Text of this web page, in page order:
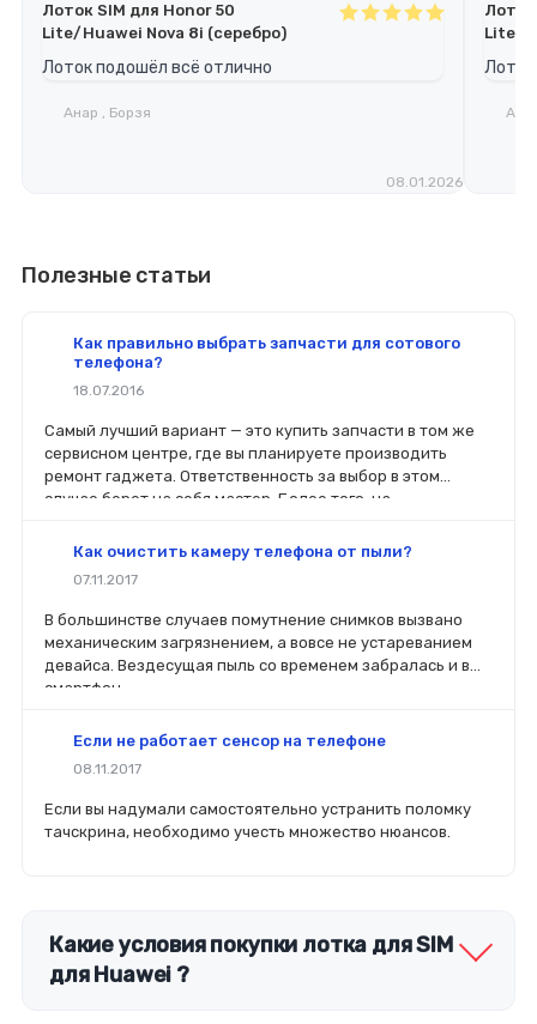
Лоток SIM для Honor 50
Lite/Huawei Nova 8i (серебро)
Лоток подошёл всё отлично
Анар , Борзя
08.01.2026
Лоток
Lite/
Полезные статьи
Как правильно выбрать запчасти для сотового
телефона?
18.07.2016
Самый лучший вариант — это купить запчасти в том же
сервисном центре, где вы планируете производить
ремонт гаджета. Ответственность за выбор в этом
случае берет на себя мастер. Более того, на
вы планируете делать ремонт самостоятельно, то выбор
перед покупкой нового модуля старый был в руках. Так
легче сориентироваться в разъемах, элементах
крепления, электрических параметрах и прочих
характеристиках.
Как очистить камеру телефона от пыли?
07.11.2017
В большинстве случаев помутнение снимков вызвано
механическим загрязнением, а вовсе не устареванием
девайса. Вездесущая пыль со временем забралась и в
смартфон.
Если не работает сенсор на телефоне
08.11.2017
Если вы надумали самостоятельно устранить поломку
тачскрина, необходимо учесть множество нюансов.
Какие условия покупки лотка для SIM
для Huawei ?